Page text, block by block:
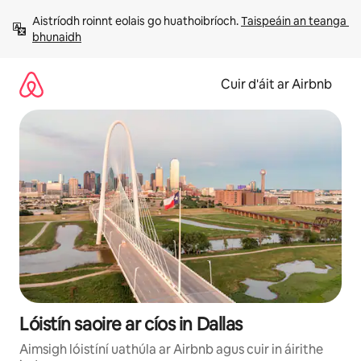
chuig
ábhar
Aistríodh roinnt eolais go huathoibríoch. Taispeáin an teanga
bhunaidh
Cuir d'áit ar Airbnb
Lóistín saoire ar cíos in Dallas
Aimsigh lóistíní uathúla ar Airbnb agus cuir in áirithe